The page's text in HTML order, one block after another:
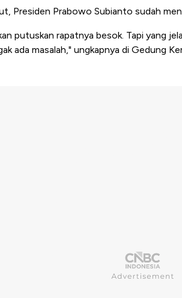
Presiden Prabowo Subianto sudah
putuskan rapatnya besok. Tapi yang
ada masalah," ungkapnya di Gedung